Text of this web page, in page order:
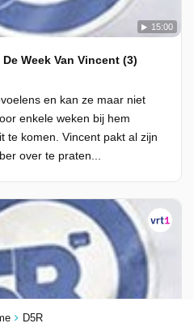
D5R
15:00
Week Van Vincent (3)
en kan ze maar niet
enkele weken bij hem
te komen. Vincent pakt al zijn
over te praten...